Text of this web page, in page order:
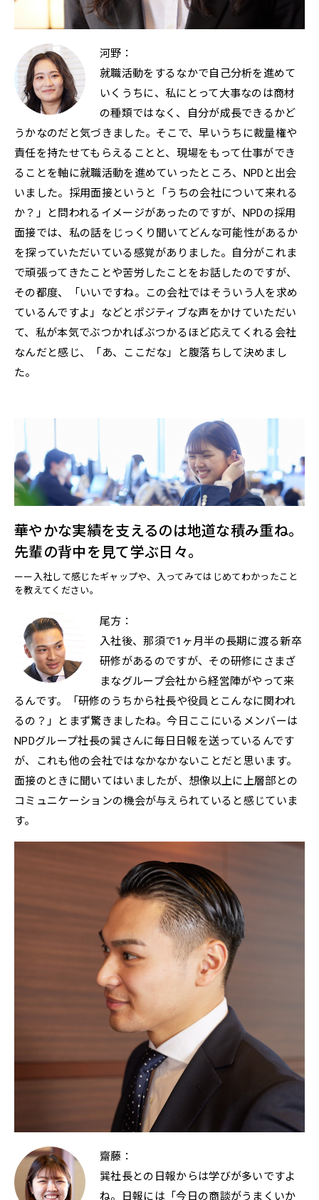
河野：
就職活動をするなかで自己分析を進めて
いくうちに、私にとって大事なのは商材
の種類ではなく、自分が成長できるかど
うかなのだと気づきました。そこで、早いうちに裁量権や
責任を持たせてもらえることと、現場をもって仕事ができ
ることを軸に就職活動を進めていったところ、NPDと出会
いました。採用面接というと「うちの会社について来れる
か？」と問われるイメージがあったのですが、NPDの採用
面接では、私の話をじっくり聞いてどんな可能性があるか
を探っていただいている感覚がありました。自分がこれま
で頑張ってきたことや苦労したことをお話したのですが、
その都度、「いいですね。この会社ではそういう人を求め
ているんですよ」などとポジティブな声をかけていただい
て、私が本気でぶつかればぶつかるほど応えてくれる会社
なんだと感じ、「あ、ここだな」と腹落ちして決めまし
た。
華やかな実績を支えるのは地道な積み重ね。
先輩の背中を見て学ぶ日々。
ーー入社して感じたギャップや、入ってみてはじめてわかったこと
を教えてください。
尾方：
入社後、那須で1ヶ月半の長期に渡る新卒
研修があるのですが、その研修にさまざ
まなグループ会社から経営陣がやって来
るんです。「研修のうちから社長や役員とこんなに関われ
るの？」とまず驚きましたね。今日ここにいるメンバーは
NPDグループ社長の巽さんに毎日日報を送っているんです
が、これも他の会社ではなかなかないことだと思います。
面接のときに聞いてはいましたが、想像以上に上層部との
コミュニケーションの機会が与えられていると感じていま
す。
齋藤：
巽社長との日報からは学びが多いですよ
ね。日報には「今日の商談がうまくいか